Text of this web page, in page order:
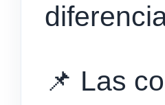
📌 Las